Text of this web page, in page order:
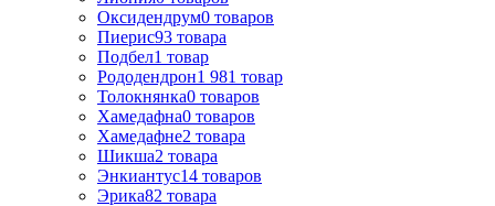
Оксидендрум0 товаров
Пиерис93 товара
Подбел1 товар
Рододендрон1 981 товар
Толокнянка0 товаров
Хамедафна0 товаров
Хамедафне2 товара
Шикша2 товара
Энкиантус14 товаров
Эрика82 товара